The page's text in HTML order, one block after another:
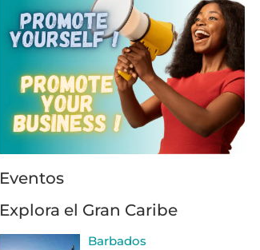
Eventos
Explora el Gran Caribe
Barbados